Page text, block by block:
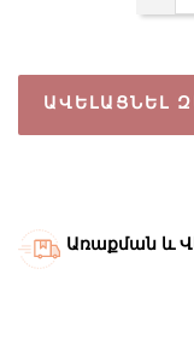
ԱՎԵԼԱՑՆԵԼ
Առաքման և